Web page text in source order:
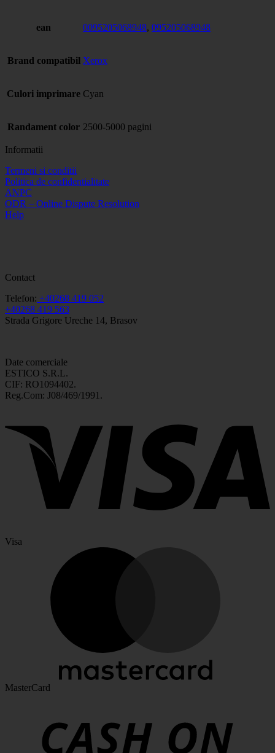
ean 0095205068948, 095205068948
Brand compatibil Xerox
Culori imprimare Cyan
Randament color 2500-5000 pagini
Informatii
Termeni si conditii
Politica de confidentialitate
ANPC
ODR – Online Dispute Resolution
Help
Contact
Telefon: +40268 419 052
+40268 419 563
Strada Grigore Ureche 14, Brasov
Date comerciale
ESTICO S.R.L.
CIF: RO1094402.
Reg.Com: J08/469/1991.
Visa
MasterCard